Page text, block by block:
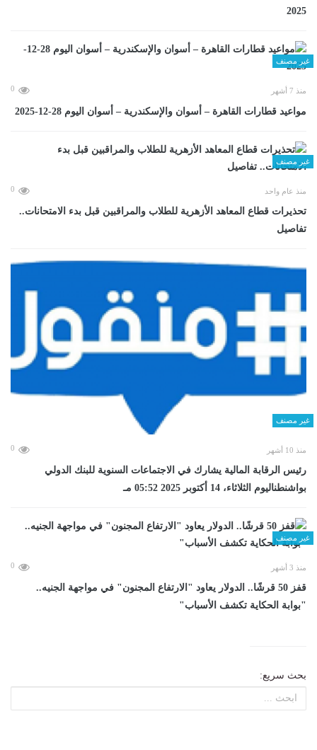
2025
غير مصنف
منذ 7 أشهر 0
مواعيد قطارات القاهرة – أسوان والإسكندرية – أسوان اليوم 28-12-2025
غير مصنف
منذ عام واحد 0
تحذيرات قطاع المعاهد الأزهرية للطلاب والمراقبين قبل بدء الامتحانات..
تفاصيل
غير مصنف
منذ 10 أشهر 0
رئيس الرقابة المالية يشارك في الاجتماعات السنوية للبنك الدولي
بواشنطناليوم الثلاثاء، 14 أكتوبر 2025 05:52 مـ
غير مصنف
منذ 3 أشهر 0
قفز 50 قرشًا.. الدولار يعاود "الارتفاع المجنون" في مواجهة الجنيه..
"بوابة الحكاية تكشف الأسباب"
بحث سريع: